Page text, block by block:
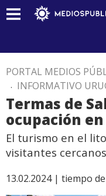
PORTAL MEDIOS
. INFORMATIVO
Termas de
ocupación
El turismo en el
visitantes
13.02.2024 | tiempo